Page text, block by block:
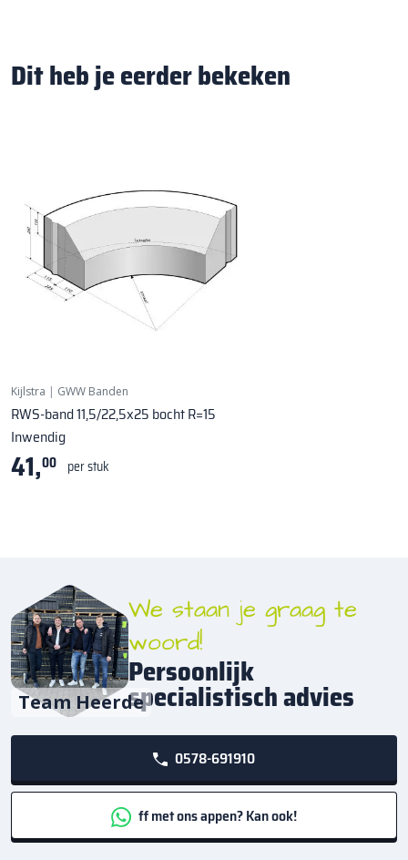
Dit heb je eerder bekeken
Kijlstra | GWW Banden
RWS-band 11,5/22,5x25 bocht R=15
Inwendig
41,00 per stuk
Team Heerde
We staan je graag te
woord!
Persoonlijk
specialistisch advies
0578-691910
ff met ons appen? Kan ook!